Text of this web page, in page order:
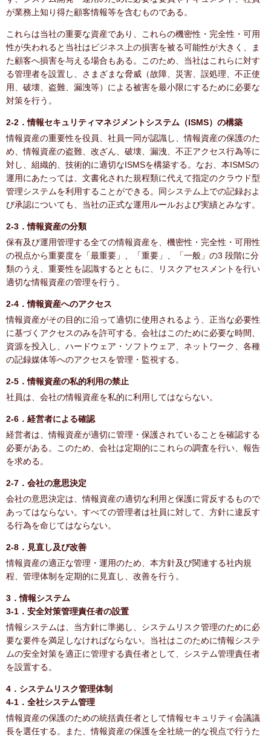
が業務上知り得た顧客情報等を含むものである。
これらは当社の重要な資産であり、これらの機密性・完全性・可用
性が失われると当社はビジネス上の損害を被る可能性が大きく、ま
た顧客へ損害を与える場合もある。このため、当社はこれらに対す
る管理者を設置し、さまざまな脅威（故障、災害、誤処理、不正使
用、破壊、盗難、漏洩等）による被害を最小限にするために必要な
対策を行う。
2-2．情報セキュリティマネジメントシステム（ISMS）の構築
情報資産の重要性を役員、社員一同が認識し、情報資産の保護のた
め、情報資産の盗難、改ざん、破壊、漏洩、不正アクセス行為等に
対し、組織的、技術的に適切なISMSを構築する。なお、本ISMSの
運用にあたっては、文書化された規程類に代えて指定のクラウド型
管理システムを利用することができる。同システム上での記録およ
び承認についても、当社の正式な運用ルールおよび実績とみなす。
2-3．情報資産の分類
保有及び運用管理する全ての情報資産を、機密性・完全性・可用性
の視点から重要度を「最重要」、「重要」、「一般」の3 段階に分
類のうえ、重要性を認識するとともに、リスクアセスメントを行い
適切な情報資産の管理を行う。
2-4．情報資産へのアクセス
情報資産がその目的に沿って適切に使用されるよう、正当な必要性
に基づくアクセスのみを許可する。会社はこのために必要な時間、
資源を投入し、ハードウェア・ソフトウェア、ネットワーク、各種
の記録媒体等へのアクセスを管理・監視する。
2-5．情報資産の私的利用の禁止
社員は、会社の情報資産を私的に利用してはならない。
2-6．経営者による確認
経営者は、情報資産が適切に管理・保護されていることを確認する
必要がある。このため、会社は定期的にこれらの調査を行い、報告
を求める。
2-7．会社の意思決定
会社の意思決定は、情報資産の適切な利用と保護に背反するもので
あってはならない。すべての管理者は社員に対して、方針に違反す
る行為を命じてはならない。
2-8．見直し及び改善
情報資産の適正な管理・運用のため、本方針及び関連する社内規
程、管理体制を定期的に見直し、改善を行う。
3．情報システム
3-1．安全対策管理責任者の設置
情報システムは、当方針に準拠し、システムリスク管理のために必
要な要件を満足しなければならない。当社はこのために情報システ
ムの安全対策を適正に管理する責任者として、システム管理責任者
を設置する。
4．システムリスク管理体制
4-1．全社システム管理
情報資産の保護のための統括責任者として情報セキュリティ会議議
長を選任する。また、情報資産の保護を全社統一的な視点で行うた